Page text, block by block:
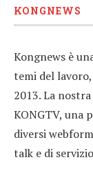
KONGNEWS
Kongnews è
temi del
2013. La
KONGTV, una
diversi
talk e di